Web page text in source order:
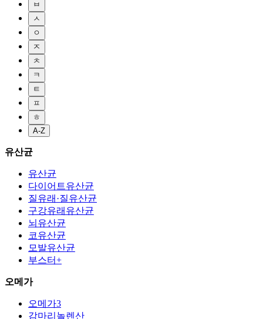
ㅂ
ㅅ
ㅇ
ㅈ
ㅊ
ㅋ
ㅌ
ㅍ
ㅎ
A-Z
유산균
유산균
다이어트유산균
질유래·질유산균
구강유래유산균
뇌유산균
코유산균
모발유산균
부스터+
오메가
오메가3
감마리놀렌산